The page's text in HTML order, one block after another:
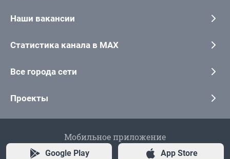
Наши вакансии
Статистика канала в MAX
Все города сети
Проекты
Мобильное приложение
Google Play App Store